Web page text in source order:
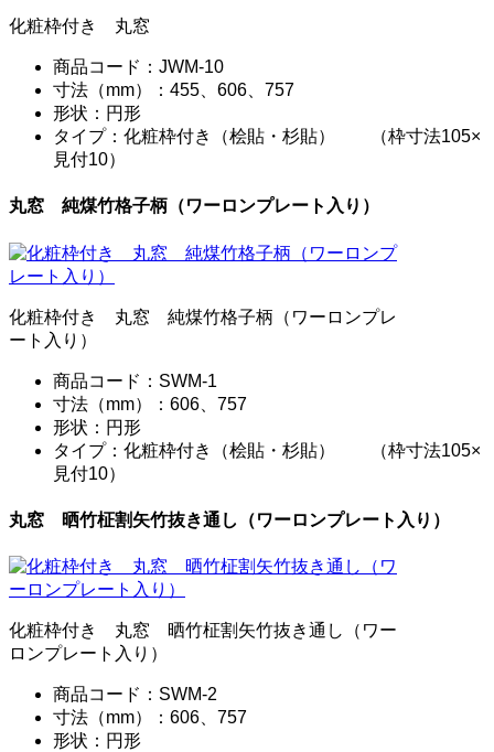
化粧枠付き 丸窓
商品コード：JWM-10
寸法（mm）：455、606、757
形状：円形
タイプ：化粧枠付き（桧貼・杉貼） （枠寸法105×
見付10）
丸窓 純煤竹格子柄（ワーロンプレート入り）
化粧枠付き 丸窓 純煤竹格子柄（ワーロンプレ
ート入り）
商品コード：SWM-1
寸法（mm）：606、757
形状：円形
タイプ：化粧枠付き（桧貼・杉貼） （枠寸法105×
見付10）
丸窓 晒竹柾割矢竹抜き通し（ワーロンプレート入り）
化粧枠付き 丸窓 晒竹柾割矢竹抜き通し（ワー
ロンプレート入り）
商品コード：SWM-2
寸法（mm）：606、757
形状：円形